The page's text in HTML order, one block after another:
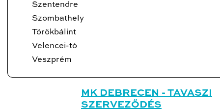
Szentendre
Szombathely
Törökbálint
Velencei-tó
Veszprém
MK DEBRECEN - TAVASZI
SZERVEZŐDÉS